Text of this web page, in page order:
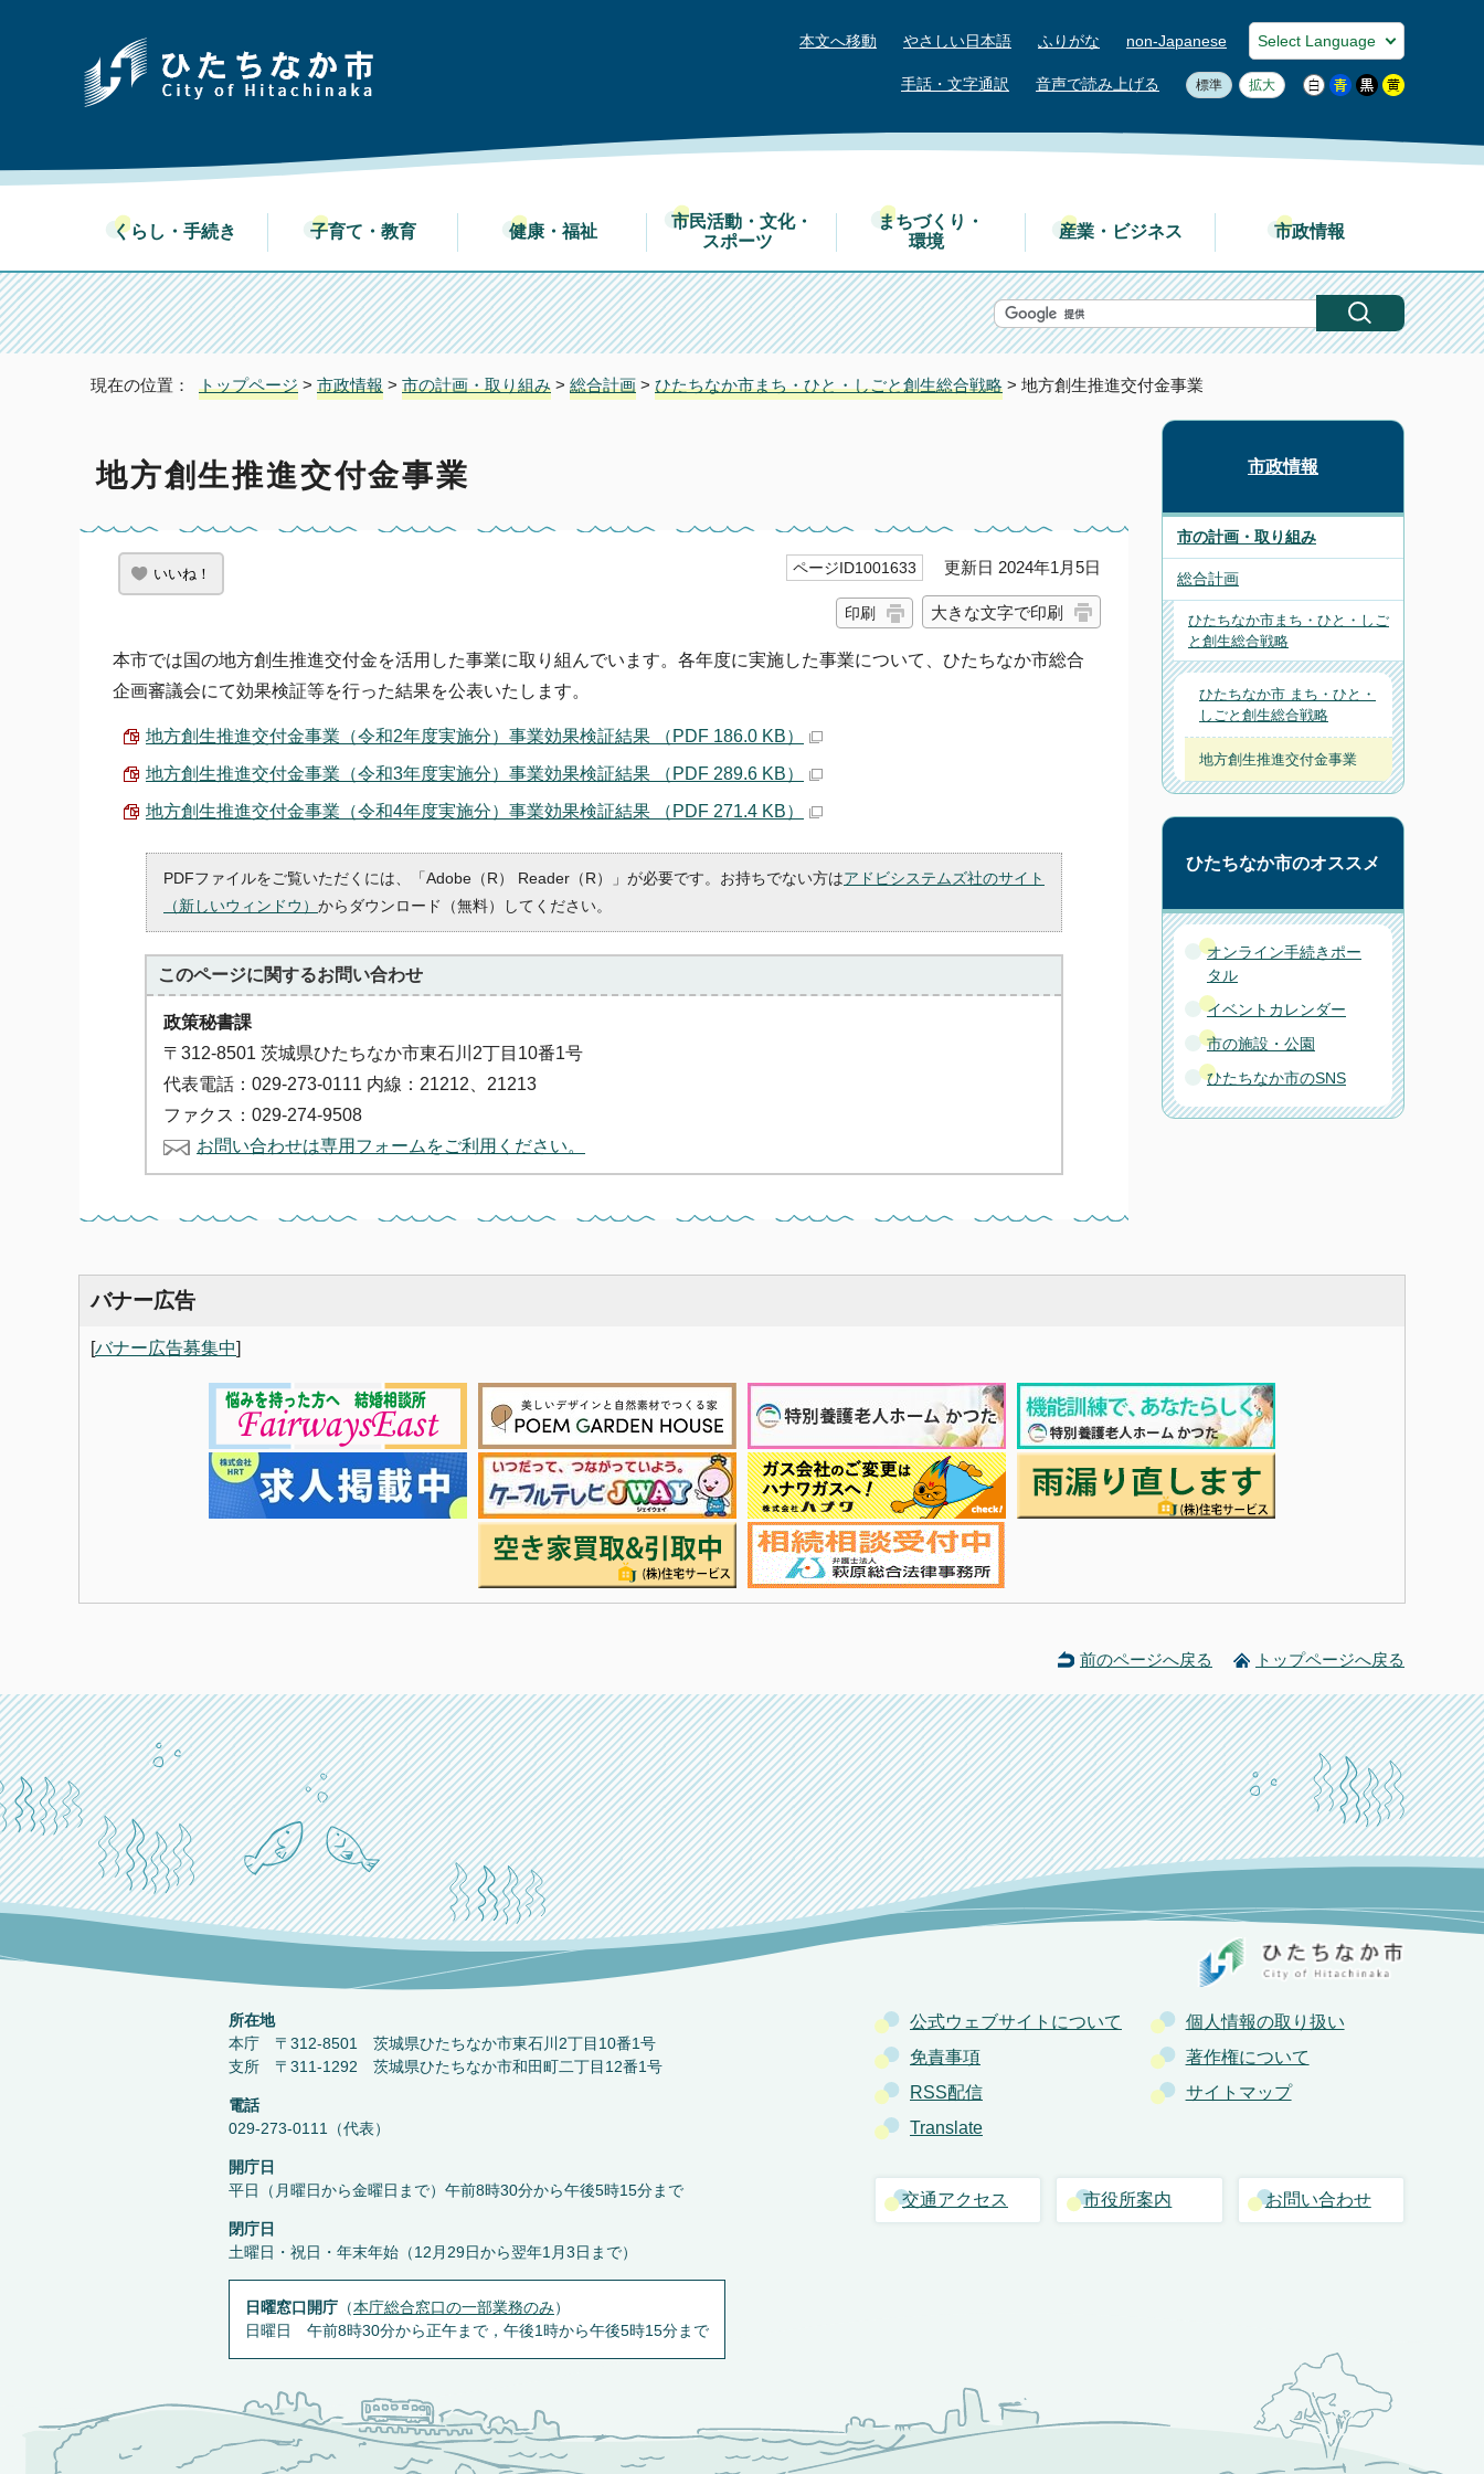
本文へ移動 やさしい日本語 ふりがな non-Japanese
手話・文字通訳 音声で読み上げる 標準 拡大
くらし・手続き 子育て・教育 健康・福祉
市民活動・文化・
スポーツ
まちづくり・
環境
産業・ビジネス 市政情報
現在の位置： トップページ > 市政情報 > 市の計画・取り組み > 総合計画 > ひたちなか市まち・ひと・しごと創生総合戦略 > 地方創生推進交付金事業
地方創生推進交付金事業
いいね！ ページID1001633 更新日 2024年1月5日
印刷 大きな文字で印刷
本市では国の地方創生推進交付金を活用した事業に取り組んでいます。各年度に実施した事業について、ひたちなか市総合
企画審議会にて効果検証等を行った結果を公表いたします。
地方創生推進交付金事業（令和2年度実施分）事業効果検証結果 （PDF 186.0 KB）
地方創生推進交付金事業（令和3年度実施分）事業効果検証結果 （PDF 289.6 KB）
地方創生推進交付金事業（令和4年度実施分）事業効果検証結果 （PDF 271.4 KB）
PDFファイルをご覧いただくには、「Adobe（R） Reader（R）」が必要です。お持ちでない方はアドビシステムズ社のサイト
（新しいウィンドウ） からダウンロード（無料）してください。
このページに関するお問い合わせ
政策秘書課
〒312-8501 茨城県ひたちなか市東石川2丁目10番1号
代表電話：029-273-0111 内線：21212、21213
ファクス：029-274-9508
お問い合わせは専用フォームをご利用ください。
市政情報
市の計画・取り組み
総合計画
ひたちなか市まち・ひと・しご
と創生総合戦略
ひたちなか市 まち・ひと・
しごと創生総合戦略
地方創生推進交付金事業
ひたちなか市のオススメ
オンライン手続きポー
タル
イベントカレンダー
市の施設・公園
ひたちなか市のSNS
バナー広告
[バナー広告募集中]
前のページへ戻る トップページへ戻る
公式ウェブサイトについて
個人情報の取り扱い
免責事項
著作権について
RSS配信
サイトマップ
Translate
交通アクセス 市役所案内 お問い合わせ
所在地
本庁 〒312-8501 茨城県ひたちなか市東石川2丁目10番1号
支所 〒311-1292 茨城県ひたちなか市和田町二丁目12番1号
電話
029-273-0111（代表）
開庁日
平日（月曜日から金曜日まで）午前8時30分から午後5時15分まで
閉庁日
土曜日・祝日・年末年始（12月29日から翌年1月3日まで）
日曜窓口開庁 （本庁総合窓口の一部業務のみ）
日曜日 午前8時30分から正午まで，午後1時から午後5時15分まで